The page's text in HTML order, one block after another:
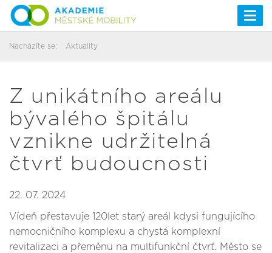
Nacházíte se: Aktuality
Z unikátního areálu
bývalého špitálu
vznikne udržitelná
čtvrť budoucnosti
22. 07. 2024
Vídeň přestavuje 120let starý areál kdysi fungujícího
nemocničního komplexu a chystá komplexní
revitalizaci a přeměnu na multifunkční čtvrť. Město se